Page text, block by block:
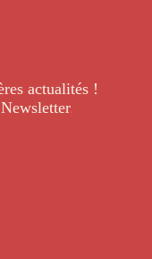
actualités !
.